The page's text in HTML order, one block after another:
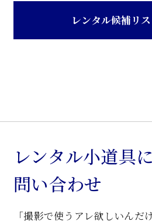
粧
笥
個
レンタル候補リ
レンタル小道具
問い合わせ
「撮影で使うアレ欲しいん